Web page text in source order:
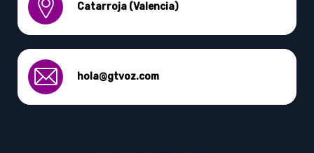
Catarroja (Valencia)
hola@gtvoz.com